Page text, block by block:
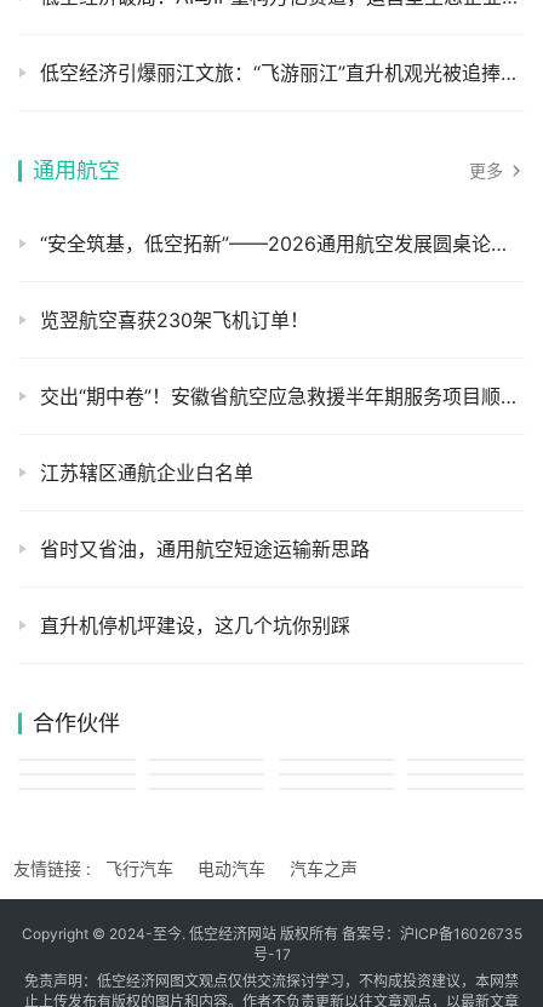
低空经济引爆丽江文旅：“飞游丽江”直升机观光被追捧，县域低空文旅模式跨省复制
通用航空 更多
“安全筑基，低空拓新”——2026通用航空发展圆桌论坛顺利举办
览翌航空喜获230架飞机订单！
交出“期中卷”！安徽省航空应急救援半年期服务项目顺利通过验收
江苏辖区通航企业白名单
省时又省油，通用航空短途运输新思路
直升机停机坪建设，这几个坑你别踩
合作伙伴
友情链接 : 飞行汽车 电动汽车 汽车之声
Copyright © 2024-至今. 低空经济网站 版权所有 备案号： 沪ICP备16026735
号-17
免责声明：低空经济网图文观点仅供交流探讨学习，不构成投资建议，本网禁
止上传发布有版权的图片和内容。作者不负责更新以往文章观点，以最新文章